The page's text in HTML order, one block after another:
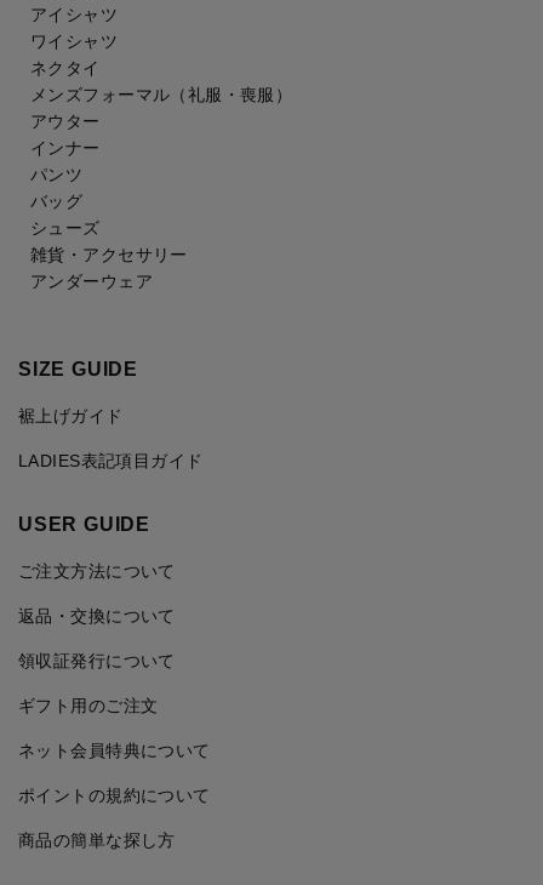
アイシャツ
ワイシャツ
ネクタイ
メンズフォーマル （礼服・喪服）
アウター
インナー
パンツ
バッグ
シューズ
雑貨・アクセサリー
アンダーウェア
SIZE GUIDE
裾上げガイド
LADIES表記項目ガイド
USER GUIDE
ご注文方法について
返品・交換について
領収証発行について
ギフト用のご注文
ネット会員特典について
ポイントの規約について
商品の簡単な探し方